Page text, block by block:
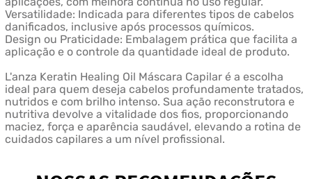
Versatilidade: Indicada para diferentes tipos de cabelos
danificados, inclusive após processos químicos.
Design ou Praticidade: Embalagem prática que facilita a
aplicação e o controle da quantidade ideal de produto.
L'anza Keratin Healing Oil Máscara Capilar é a escolha
ideal para quem deseja cabelos profundamente tratados,
nutridos e com brilho intenso. Sua ação reconstrutora e
nutritiva devolve a vitalidade dos fios, proporcionando
maciez, força e aparência saudável, elevando a rotina de
cuidados capilares a um nível profissional.